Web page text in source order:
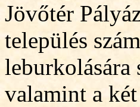
Jövőtér
település
leburkolására
valamint a